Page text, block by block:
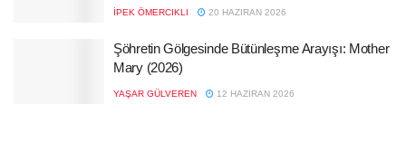
İPEK ÖMERCIKLI 20 HAZIRAN 2026
Şöhretin Gölgesinde Bütünleşme Arayışı: Mother
Mary (2026)
YAŞAR GÜLVEREN 12 HAZIRAN 2026